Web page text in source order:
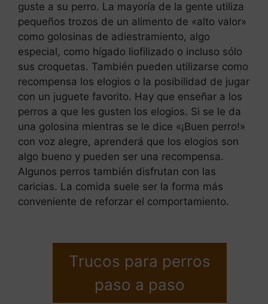
guste a su perro. La mayoría de la gente utiliza
pequeños trozos de un alimento de «alto valor»
como golosinas de adiestramiento, algo
especial, como hígado liofilizado o incluso sólo
sus croquetas. También pueden utilizarse como
recompensa los elogios o la posibilidad de jugar
con un juguete favorito. Hay que enseñar a los
perros a que les gusten los elogios. Si se le da
una golosina mientras se le dice «¡Buen perro!»
con voz alegre, aprenderá que los elogios son
algo bueno y pueden ser una recompensa.
Algunos perros también disfrutan con las
caricias. La comida suele ser la forma más
conveniente de reforzar el comportamiento.
Trucos para perros
paso a paso